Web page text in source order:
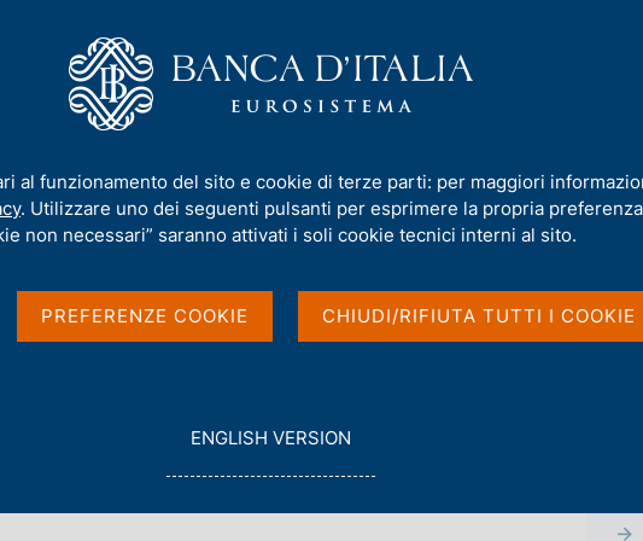
Compiti Servizi al cittadino
della Banca d'Italia, dei convegni e seminari
degli esponenti della Banca.
al funzionamento del sito e cookie di terze parti: per maggiori
. Utilizzare uno dei seguenti pulsanti per esprimere la propria
non necessari” saranno attivati i soli cookie tecnici interni al sito.
PREFERENZE COOKIE CHIUDI/RIFIUTA TUTTI I COOKIE
G
O
ENGLISH VERSION